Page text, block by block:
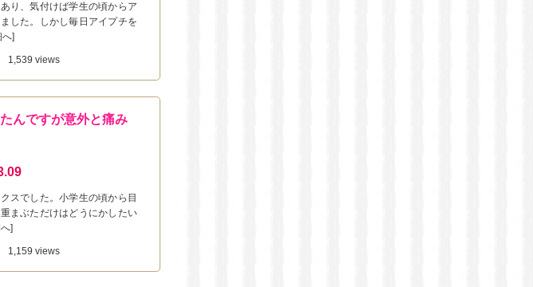
り、気付けば学生の頃からア
した。しかし毎日アイプチを
]
1,539 views
んですが意外と痛み
スでした。小学生の頃から目
まぶただけはどうにかしたい
]
1,159 views